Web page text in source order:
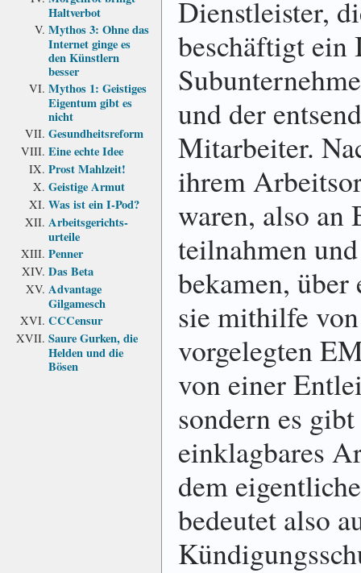
Haltverbot
Mythos 3: Ohne das
Internet ginge es
den Künstlern
besser
Mythos 1: Geistiges
Eigentum gibt es
nicht
Gesundheits­reform
Eine echte Idee
Prost Mahlzeit!
Geistige Armut
Was ist ein I-Pod?
Arbeits­gerichts­
urteile
Penner
Das Beta
Advantage
Gilgamesch
CCCensur
Saure Gurken, die
Helden und die
Bösen
Dienstleister,
beschäftigt ein
und der
Mitarbeiter.
ihrem
waren, also an
teilnahmen
bekamen, über
sie mithilfe
vorgelegten
von einer
sondern es
einklagbares
dem
bedeutet also